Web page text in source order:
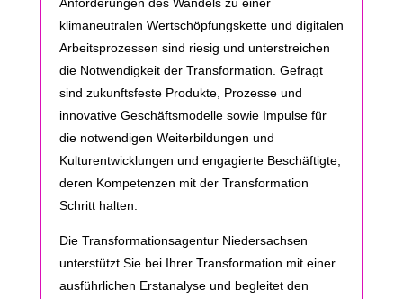
klimaneutralen Wertschöpfungskette und digitalen
Arbeitsprozessen sind riesig und unterstreichen
die Notwendigkeit der Transformation. Gefragt
sind zukunftsfeste Produkte, Prozesse und
innovative Geschäftsmodelle sowie Impulse für
die notwendigen Weiterbildungen und
Kulturentwicklungen und engagierte Beschäftigte,
deren Kompetenzen mit der Transformation
Schritt halten.
Die Transformationsagentur Niedersachsen
unterstützt Sie bei Ihrer Transformation mit einer
ausführlichen Erstanalyse und begleitet den